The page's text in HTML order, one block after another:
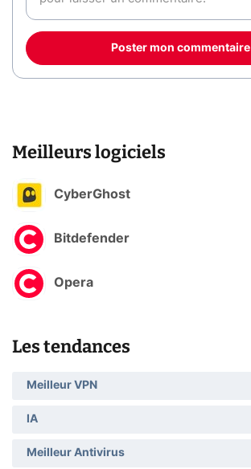
Poster mon commentaire
Meilleurs logiciels
CyberGhost
Bitdefender
Opera
Les tendances
Meilleur VPN
IA
Meilleur Antivirus